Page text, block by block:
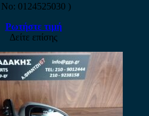
No: 0124525030 )
Ρωτήστε τιμή
Δείτε επίσης